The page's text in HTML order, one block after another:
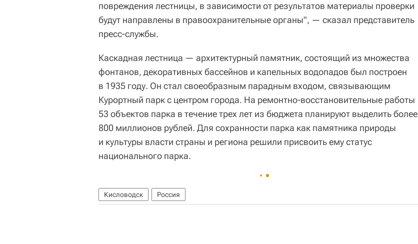
повреждения лестницы, в зависимости от результатов материалы проверки
будут направлены в правоохранительные органы", — сказал представитель
пресс-службы.
Каскадная лестница — архитектурный памятник, состоящий из множества
фонтанов, декоративных бассейнов и капельных водопадов был построен
в 1935 году. Он стал своеобразным парадным входом, связывающим
Курортный парк с центром города. На ремонтно-восстановительные работы
53 объектов парка в течение трех лет из бюджета планируют выделить более
800 миллионов рублей. Для сохранности парка как памятника природы
и культуры власти страны и региона решили присвоить ему статус
национального парка.
Кисловодск Россия